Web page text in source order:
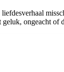
ongeacht of